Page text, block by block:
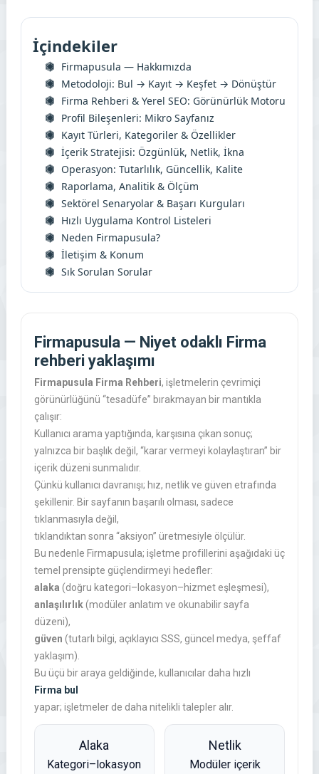
İçindekiler
Firmapusula — Hakkımızda
Metodoloji: Bul → Kayıt → Keşfet → Dönüştür
Firma Rehberi & Yerel SEO: Görünürlük Motoru
Profil Bileşenleri: Mikro Sayfanız
Kayıt Türleri, Kategoriler & Özellikler
İçerik Stratejisi: Özgünlük, Netlik, İkna
Operasyon: Tutarlılık, Güncellik, Kalite
Raporlama, Analitik & Ölçüm
Sektörel Senaryolar & Başarı Kurguları
Hızlı Uygulama Kontrol Listeleri
Neden Firmapusula?
İletişim & Konum
Sık Sorulan Sorular
Firmapusula — Niyet odaklı Firma
rehberi yaklaşımı
Firmapusula Firma Rehberi, işletmelerin çevrimiçi
görünürlüğünü “tesadüfe” bırakmayan bir mantıkla
çalışır:
Kullanıcı arama yaptığında, karşısına çıkan sonuç;
yalnızca bir başlık değil, “karar vermeyi kolaylaştıran” bir
içerik düzeni sunmalıdır.
Çünkü kullanıcı davranışı; hız, netlik ve güven etrafında
şekillenir. Bir sayfanın başarılı olması, sadece
tıklanmasıyla değil,
tıklandıktan sonra “aksiyon” üretmesiyle ölçülür.
Bu nedenle Firmapusula; işletme profillerini aşağıdaki üç
temel prensipte güçlendirmeyi hedefler:
alaka (doğru kategori–lokasyon–hizmet eşleşmesi),
anlaşılırlık(modüler anlatım ve okunabilir sayfa
düzeni),
güven (tutarlı bilgi, açıklayıcı SSS, güncel medya, şeffaf
yaklaşım).
Bu üçü bir araya geldiğinde, kullanıcılar daha hızlı
Firma bul
yapar; işletmeler de daha nitelikli talepler alır.
Alaka
Kategori–lokasyon
Netlik
Modüler içerik